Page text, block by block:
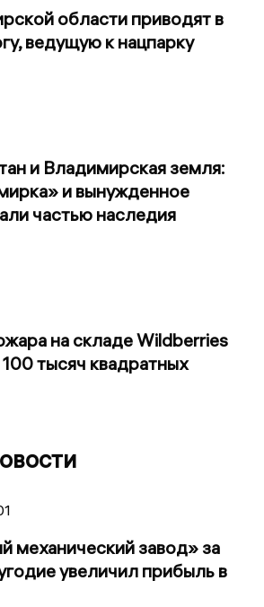
области приводят в
ведущую к нацпарку
и Владимирская земля:
и вынужденное
частью наследия
на складе Wildberries
тысяч квадратных
механический завод» за
увеличил прибыль в